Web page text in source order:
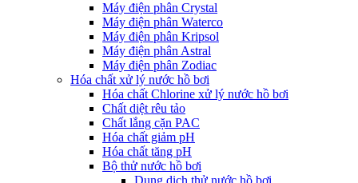
Máy điện phân Crystal
Máy điện phân Waterco
Máy điện phân Kripsol
Máy điện phân Astral
Máy điện phân Zodiac
Hóa chất xử lý nước hồ bơi
Hóa chất Chlorine xử lý nước hồ bơi
Chất diệt rêu tảo
Chất lắng cặn PAC
Hóa chất giảm pH
Hóa chất tăng pH
Bộ thử nước hồ bơi
Dung dịch thử nước hồ bơi